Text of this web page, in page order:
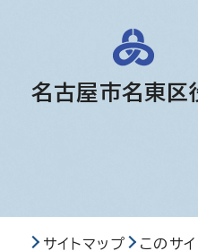
名古屋市名東区
サイトマップ このサ